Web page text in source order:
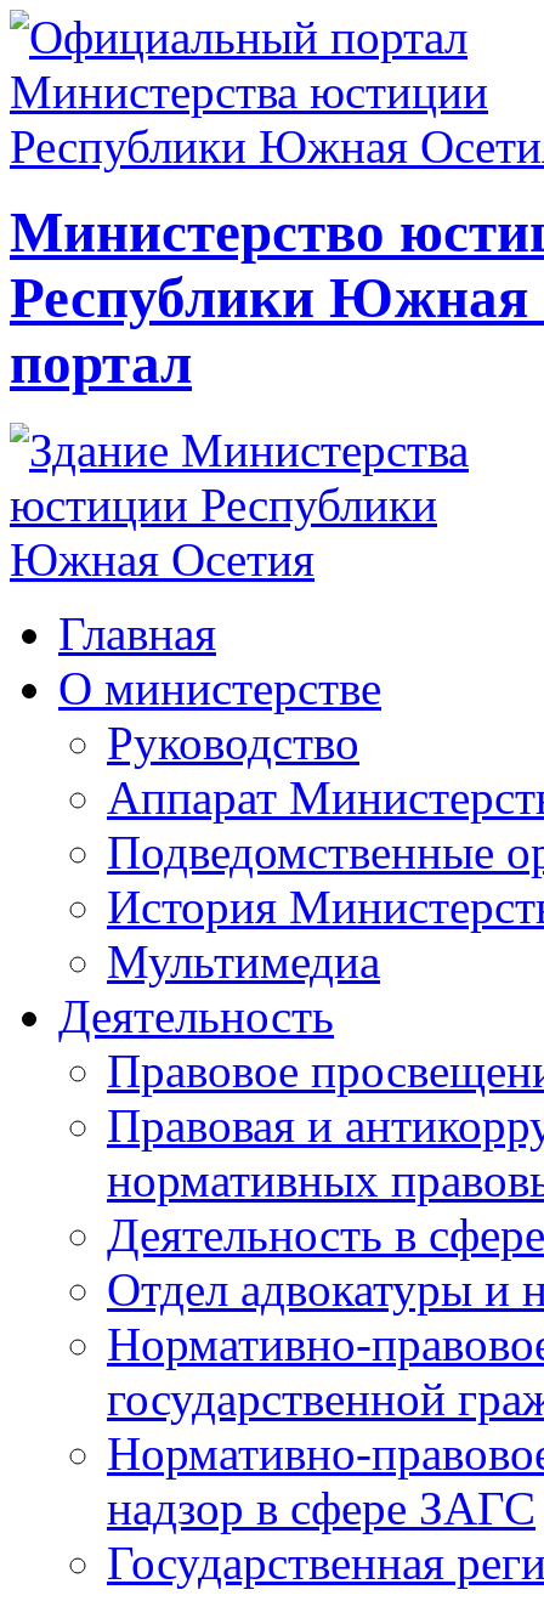
Министерство
Республики
портал
Главная
О министерстве
Руководство
Аппарат
Подведомственные
История
Мультимедиа
Деятельность
Правовое
Правовая и
нормативных
Деятельность в
Отдел адвокатуры и
Нормативно-
государственной
Нормативно-
надзор в сфере ЗАГС
Государственная